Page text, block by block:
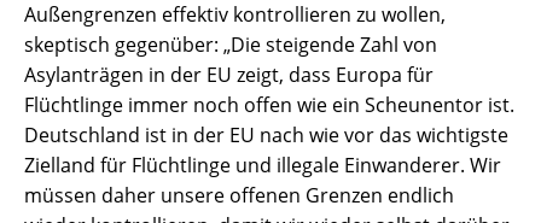
Außengrenzen effektiv kontrollieren zu wollen,
skeptisch gegenüber: „Die steigende Zahl von
Asylanträgen in der EU zeigt, dass Europa für
Flüchtlinge immer noch offen wie ein Scheunentor ist.
Deutschland ist in der EU nach wie vor das wichtigste
Zielland für Flüchtlinge und illegale Einwanderer. Wir
müssen daher unsere offenen Grenzen endlich